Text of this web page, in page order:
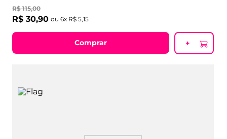
R$ 115,00
R$ 30,90 ou 6x R$ 5,15
Comprar +